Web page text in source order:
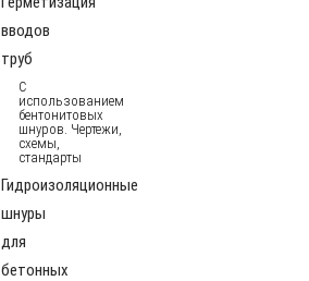
вводов
труб
С
использованием
бентонитовых
шнуров. Чертежи,
схемы,
стандарты
Гидроизоляционные
шнуры
для
бетонных